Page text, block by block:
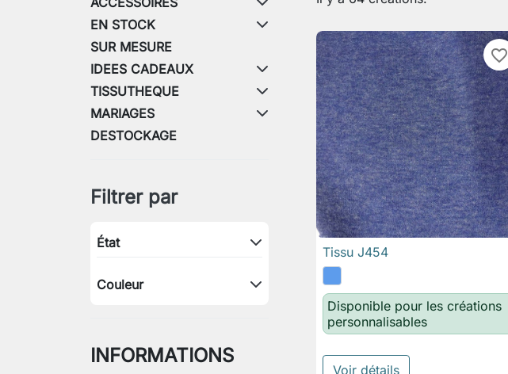
EN STOCK
SUR MESURE
IDEES CADEAUX
TISSUTHEQUE
MARIAGES
DESTOCKAGE
Filtrer par
État
Couleur
INFORMATIONS
favorite_border
 Aperçu rapide
Tissu J454
Disponible pour les créations
personnalisables
Voir détails